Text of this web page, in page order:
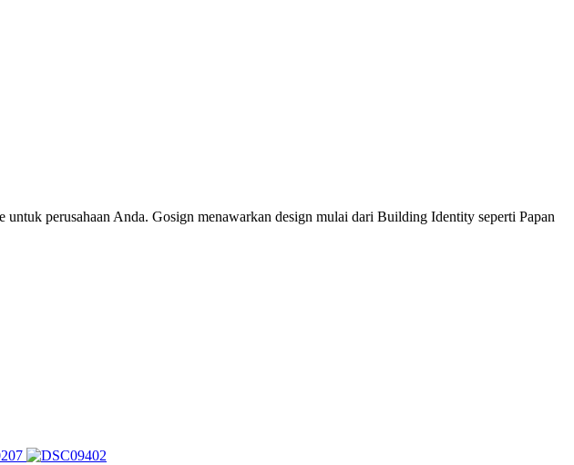
perusahaan Anda. Gosign menawarkan design mulai dari Building Identity seperti Papan